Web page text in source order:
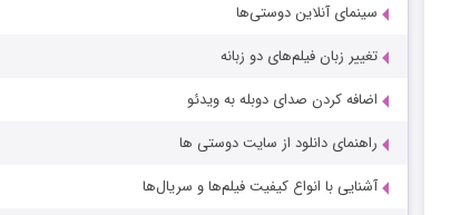
سینمای آنلاین دوستی‌ها
تغییر زبان فیلم‌های دو زبانه
اضافه کردن صدای دوبله به ویدئو
راهنمای دانلود از سایت دوستی ها
آشنایی با انواع کیفیت فیلم‌ها و سریال‌ها